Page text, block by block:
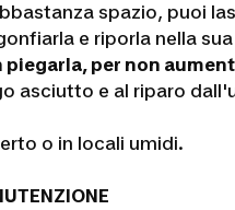
spazio, puoi
e riporla nella
piegarla, per non
asciutto e al riparo
o in locali umidi.